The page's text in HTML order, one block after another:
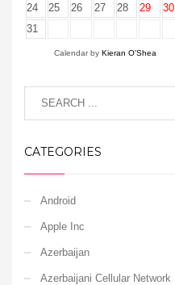
24
25 26 27 28 29
30
31
Calendar by Kieran O'Shea
CATEGORIES
Android
Apple Inc
Azerbaijan
Azerbaijani Cellular Network